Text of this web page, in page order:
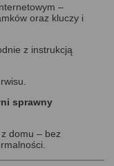
–
oraz kluczy i
z instrukcją
sprawny
domu – bez